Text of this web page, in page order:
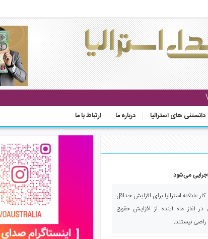
دانستنی های استرالیا درباره ما ارتباط با ما
می‌شود
عادلانه استرالیا برای افزایش حداقل
استرالیایی در آغاز ماه آینده از افزایش حقوق
راضی نیستند.